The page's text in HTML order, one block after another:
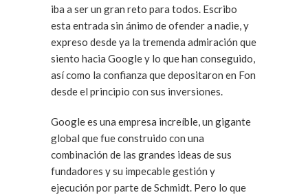
iba a ser un gran reto para todos. Escribo
esta entrada sin ánimo de ofender a nadie, y
expreso desde ya la tremenda admiración que
siento hacia Google y lo que han conseguido,
así como la confianza que depositaron en Fon
desde el principio con sus inversiones.
Google es una empresa increíble, un gigante
global que fue construido con una
combinación de las grandes ideas de sus
fundadores y su impecable gestión y
ejecución por parte de Schmidt. Pero lo que